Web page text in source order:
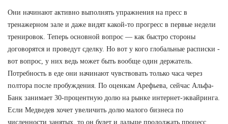
Они начинают активно выполнять упражнения на пресс в
тренажерном зале и даже видят какой-то прогресс в первые недели
тренировок. Теперь основной вопрос — как быстро стороны
договорятся и проведут сделку. Но вот у кого глобальные расписки -
вот вопрос, у них ведь может быть вообще один держатель.
Потребность в еде они начинают чувствовать только часа через
полтора после пробуждения. По оценкам Арефьева, сейчас Альфа-
Банк занимает 30-процентную долю на рынке интернет-эквайринга.
Если Медведев хочет увеличить долю малого бизнеса по
численности занятых, то он будет и дальше продолжать процесс